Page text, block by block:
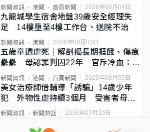
新聞資訊 港聞 首頁新聞 2026年08月04日
九龍城學生宿舍地盤39歲安全經理失
足 14樓墮至4樓工作台、送院不治
新聞資訊 港聞 2026年08月03日
五歲童遭虐死｜解剖揭長期捱餓、傷痕
纍纍 母認罪判囚22年 官斥冷血：同
類案最惡劣
新聞資訊 港聞 首頁新聞 2026年08月05日
美女治療師借輔導「誘騙」14歲少年
犯 外物性虐持續3個月 受害者母：
要保護其他人
新聞資訊 新聞熱話 2026年07月30日